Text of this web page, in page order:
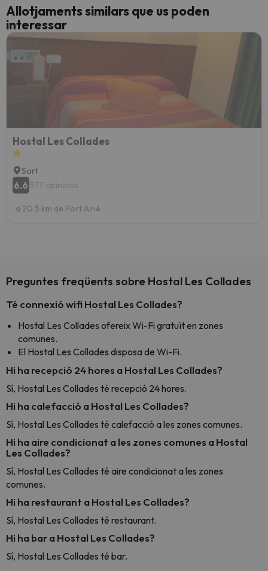
Allotjaments similars que us poden
interessar
Hostal Les Collades
Sort
6.6 577 opinions
a 20.5 km de Port Ainé
Preguntes freqüents sobre Hostal Les Collades
Té connexió wifi Hostal Les Collades?
Hostal Les Collades ofereix Wi-Fi gratuït en zones
comunes.
El Hostal Les Collades disposa de Wi-Fi.
Hi ha recepció 24 hores a Hostal Les Collades?
Sí, Hostal Les Collades té recepció 24 hores.
Hi ha calefacció a Hostal Les Collades?
Sí, Hostal Les Collades té calefacció a les zones comunes.
Hi ha aire condicionat a les zones comunes a Hostal
Les Collades?
Sí, Hostal Les Collades té aire condicionat a les zones
comunes.
Hi ha restaurant a Hostal Les Collades?
Sí, Hostal Les Collades té restaurant.
Hi ha bar a Hostal Les Collades?
Sí, Hostal Les Collades té bar.